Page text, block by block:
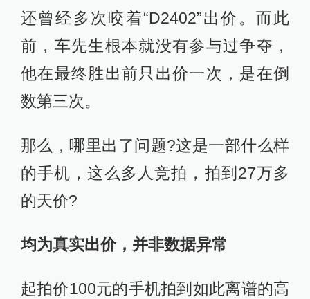
还曾经多次咬着“D2402”出价。而此
前，车先生根本就没有参与过争夺，
他在最终胜出前只出价一次，是在倒
数第三次。
那么，哪里出了问题?这是一部什么样
的手机，这么多人竞拍，拍到27万多
的天价?
均为真实出价，并非数据异常
起拍价100元的手机拍到如此离谱的高